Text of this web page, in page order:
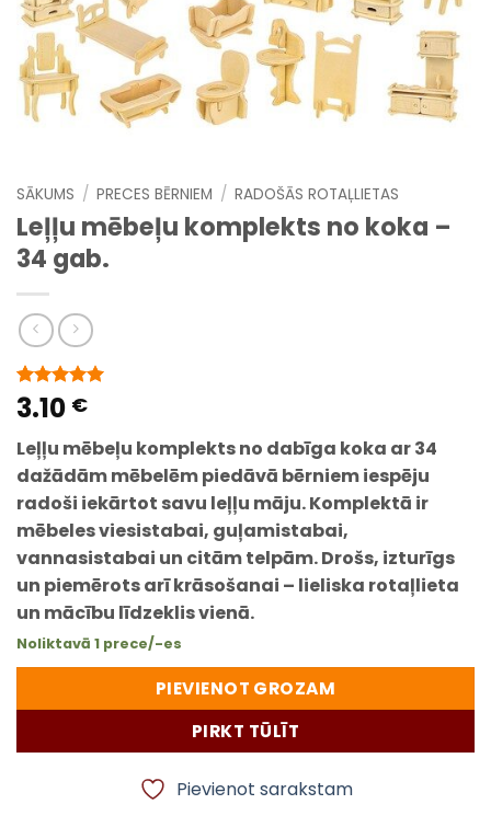
SĀKUMS / PRECES BĒRNIEM / RADOŠĀS ROTAĻLIETAS
Leļļu mēbeļu komplekts no koka –
34 gab.
Novērtēts
no 5
2
pircēju
vērtējumiem
3.10 €
Leļļu mēbeļu komplekts no dabīga koka ar 34
dažādām mēbelēm piedāvā bērniem iespēju
radoši iekārtot savu leļļu māju. Komplektā ir
mēbeles viesistabai, guļamistabai,
vannasistabai un citām telpām. Drošs, izturīgs
un piemērots arī krāsošanai – lieliska rotaļlieta
un mācību līdzeklis vienā.
Noliktavā 1 prece/-es
PIEVIENOT GROZAM
PIRKT TŪLĪT
Pievienot sarakstam